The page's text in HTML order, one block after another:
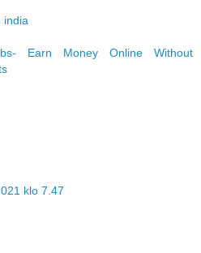
india
Earn Money Online Without
klo 7.47